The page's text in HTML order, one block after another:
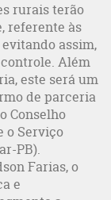
rurais terão
referente às
assim,
Além
este será um
de parceria
Conselho
o Serviço
PB).
Farias, o
e